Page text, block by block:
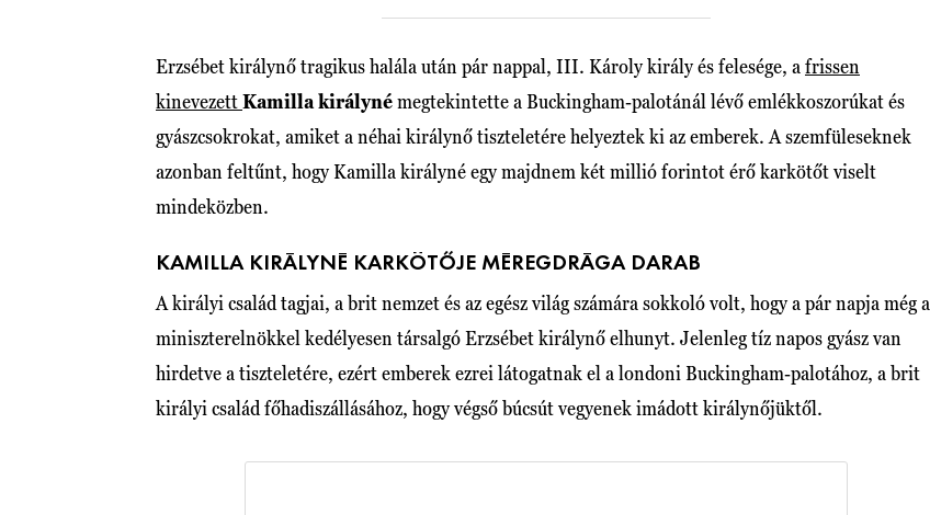
Erzsébet királynő tragikus halála után pár nappal, III. Károly király és felesége, a frissen
kinevezettKamilla királynémegtekintette a Buckingham-palotánál lévő emlékkoszorúkat és
gyászcsokrokat, amiket a néhai királynő tiszteletére helyeztek ki az emberek. A szemfüleseknek
azonban feltűnt, hogy Kamilla királyné egy majdnem két millió forintot érő karkötőt viselt
mindeközben.
KAMILLA KIRÁLYNÉ KARKÖTŐJE MÉREGDRÁGA DARAB
A királyi család tagjai, a brit nemzet és az egész világ számára sokkoló volt, hogy a pár napja még a
miniszterelnökkel kedélyesen társalgó Erzsébet királynő elhunyt. Jelenleg tíz napos gyász van
hirdetve a tiszteletére, ezért emberek ezrei látogatnak el a londoni Buckingham-palotához, a brit
királyi család főhadiszállásához, hogy végső búcsút vegyenek imádott királynőjüktől.